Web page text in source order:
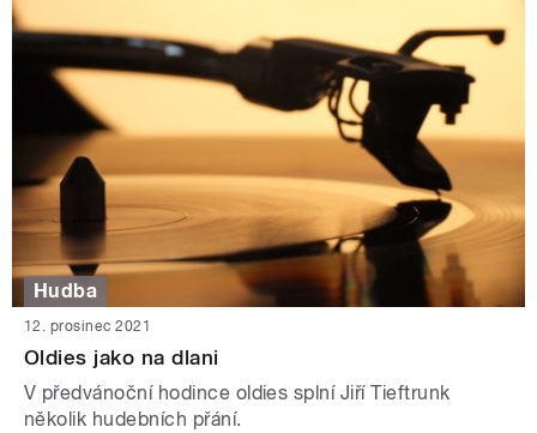
Hudba
12. prosinec 2021
Oldies jako na dlani
V předvánoční hodince oldies splní Jiří Tieftrunk
několik hudebních přání.